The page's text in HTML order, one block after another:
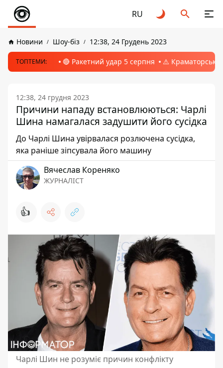
RU
Новини Шоу-біз 12:38, 24 Грудень 2023
ТОПТЕМИ: 🔴 Ракетний удар 5 серпня ⚠️ Краматорськ,
12:38, 24 грудня 2023
Причини нападу встановлюються: Чарлі
Шина намагалася задушити його сусідка
До Чарлі Шина увірвалася розлючена сусідка,
яка раніше зіпсувала його машину
Вячеслав Кореняко
ЖУРНАЛІСТ
👍
Чарлі Шин не розуміє причин конфлікту